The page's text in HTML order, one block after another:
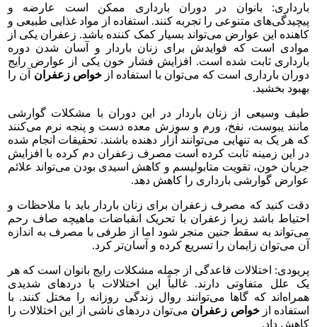
بارداری: بانوان در دوران بارداری ممکن است عارضه و
پیچیدگی‌های متنوعی را تجربه کنند. استفاده از مواد غذایی طبیعی و
کاهنده این عوارض می‌تواند بسیار کمک کننده باشد. زعفران یکی از
موادی است که فوایدش برای زنان باردار و آسان شدن دوره
بارداری ثابت شده است. افزایش فشار خون یکی از عوارض رایج
دوران بارداری است که می‌توان با استفاده ازخواص زعفران آن را
بهبود بخشید.
طیف وسیعی از زنان باردار در این دوران با مشکلات گوارشی
مانند یبوست، نفخ، ورم و سوزش معده دست و پنجه نرم می‌کنند
که هر یک به تنهایی می‌توانند آزار دهنده باشند. تحقیقات انجام شده
در این زمینه ثابت کرده است مصرف زعفران دم کرده با افزایش
جریان خون، تقویت متابولیسم و کاهش اسیدی بودن می‌تواند علائم
عوارض گوارشی بارداری را کاهش دهد.
دقت کنید که مصرف زعفران برای زنان باردار باید با ملاحظات و
احتیاط باشد زیرا زعفران با تحریک انقباضات ماهیچه صاف رحم
می‌تواند به سقط جنین منجر شود اما از طرفی با مصرف به اندازه
آن می‌توان زایمان را تسریع کرده و آسان‌تر کرد.
پریودی: اختلالات قاعدگی از جمله مشکلات رایج بانوان است که هر
یک علل متفاوتی دارند. غالباً این اختلالات با دردهای شدیدی
همراه‌اند که گاها می‌توانند روال زندگی روزانه را مختل کنند. با
استفاده ازخواص زعفران می‌توان دردهای ناشی از این اختلالات را
کاهش داد.